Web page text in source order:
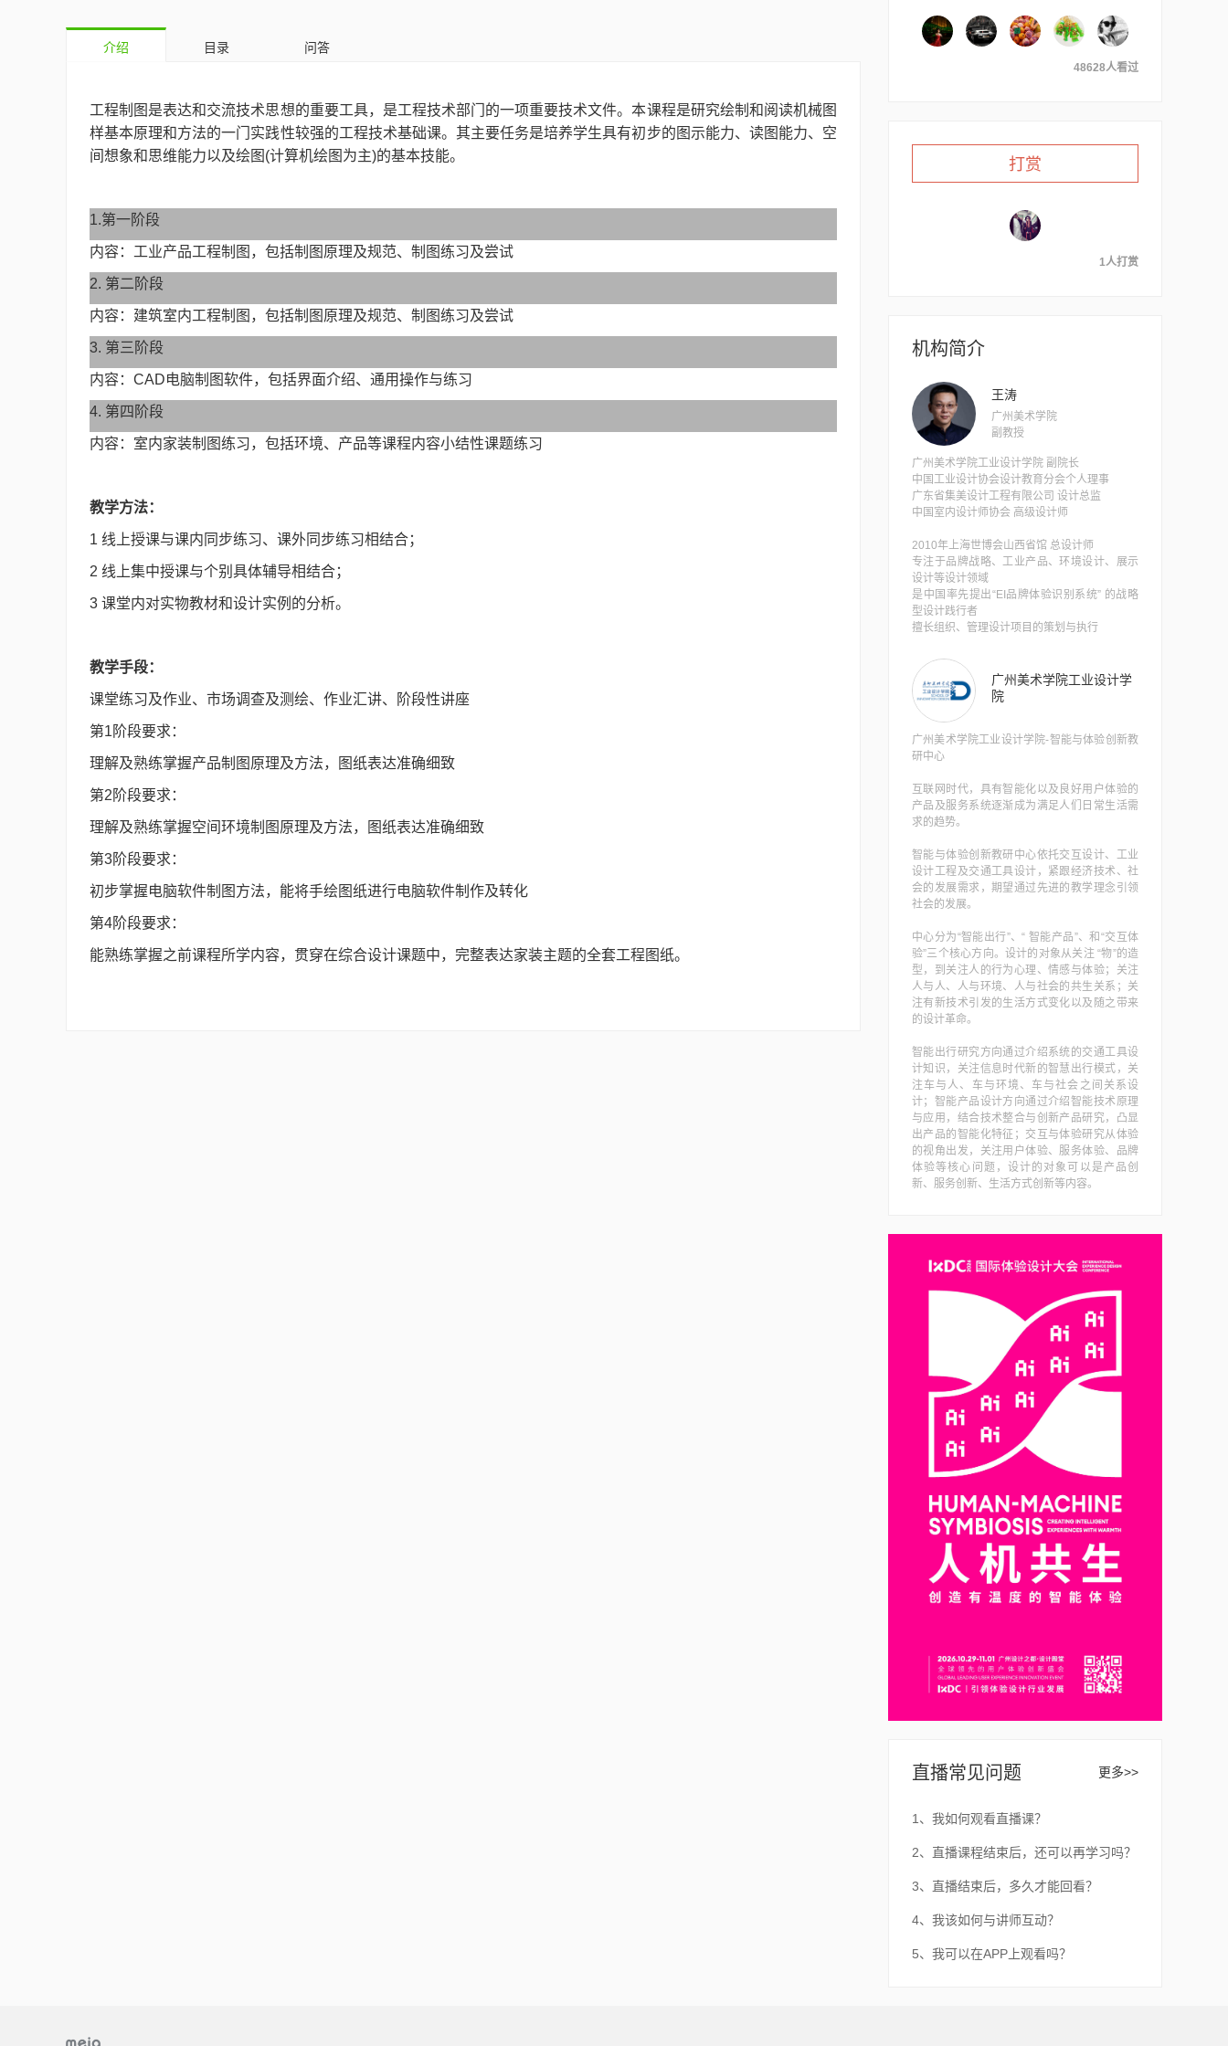
介绍 目录 问答
工程制图是表达和交流技术思想的重要工具，是工程技术部门的一项重要技术文件。本课程是研究绘制和阅读机械图
样基本原理和方法的一门实践性较强的工程技术基础课。其主要任务是培养学生具有初步的图示能力、读图能力、空
间想象和思维能力以及绘图(计算机绘图为主)的基本技能。
1.第一阶段
内容：工业产品工程制图，包括制图原理及规范、制图练习及尝试
2. 第二阶段
内容：建筑室内工程制图，包括制图原理及规范、制图练习及尝试
3. 第三阶段
内容：CAD电脑制图软件，包括界面介绍、通用操作与练习
4. 第四阶段
内容：室内家装制图练习，包括环境、产品等课程内容小结性课题练习
教学方法：
1 线上授课与课内同步练习、课外同步练习相结合；
2 线上集中授课与个别具体辅导相结合；
3 课堂内对实物教材和设计实例的分析。
教学手段：
课堂练习及作业、市场调查及测绘、作业汇讲、阶段性讲座
第1阶段要求：
理解及熟练掌握产品制图原理及方法，图纸表达准确细致
第2阶段要求：
理解及熟练掌握空间环境制图原理及方法，图纸表达准确细致
第3阶段要求：
初步掌握电脑软件制图方法，能将手绘图纸进行电脑软件制作及转化
第4阶段要求：
能熟练掌握之前课程所学内容，贯穿在综合设计课题中，完整表达家装主题的全套工程图纸。
48628人看过
打赏
1人打赏
机构简介
王涛
广州美术学院
副教授
广州美术学院工业设计学院 副院长
中国工业设计协会设计教育分会个人理事
广东省集美设计工程有限公司 设计总监
中国室内设计师协会 高级设计师
2010年上海世博会山西省馆 总设计师
专注于品牌战略、工业产品、环境设计、展示
设计等设计领域
是中国率先提出“EI品牌体验识别系统” 的战略
型设计践行者
擅长组织、管理设计项目的策划与执行
广州美术学院工业设计学
院
广州美术学院工业设计学院-智能与体验创新教
研中心
互联网时代，具有智能化以及良好用户体验的
产品及服务系统逐渐成为满足人们日常生活需
求的趋势。
智能与体验创新教研中心依托交互设计、工业
设计工程及交通工具设计，紧跟经济技术、社
会的发展需求，期望通过先进的教学理念引领
社会的发展。
中心分为“智能出行”、“ 智能产品”、和“交互体
验”三个核心方向。设计的对象从关注 “物”的造
型，到关注人的行为心理、情感与体验；关注
人与人、人与环境、人与社会的共生关系；关
注有新技术引发的生活方式变化以及随之带来
的设计革命。
智能出行研究方向通过介绍系统的交通工具设
计知识，关注信息时代新的智慧出行模式，关
注车与人、车与环境、车与社会之间关系设
计；智能产品设计方向通过介绍智能技术原理
与应用，结合技术整合与创新产品研究，凸显
出产品的智能化特征；交互与体验研究从体验
的视角出发，关注用户体验、服务体验、品牌
体验等核心问题，设计的对象可以是产品创
新、服务创新、生活方式创新等内容。
直播常见问题 更多>>
1、我如何观看直播课？
2、直播课程结束后，还可以再学习吗？
3、直播结束后，多久才能回看？
4、我该如何与讲师互动？
5、我可以在APP上观看吗？